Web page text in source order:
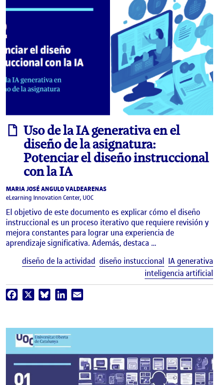
informe
Uso de la IA generativa en el
diseño de la asignatura:
Potenciar el diseño instruccional
con la IA
MARIA JOSÉ ANGULO VALDEARENAS
eLearning Innovation Center, UOC
El objetivo de este documento es explicar cómo el diseño
instruccional es un proceso iterativo que requiere revisión y
mejora constantes para lograr una experiencia de
aprendizaje significativa. Además, destaca …
diseño de la actividad diseño instuccional IA generativa
inteligencia artificial
Facebook BlueskyLinkedIn